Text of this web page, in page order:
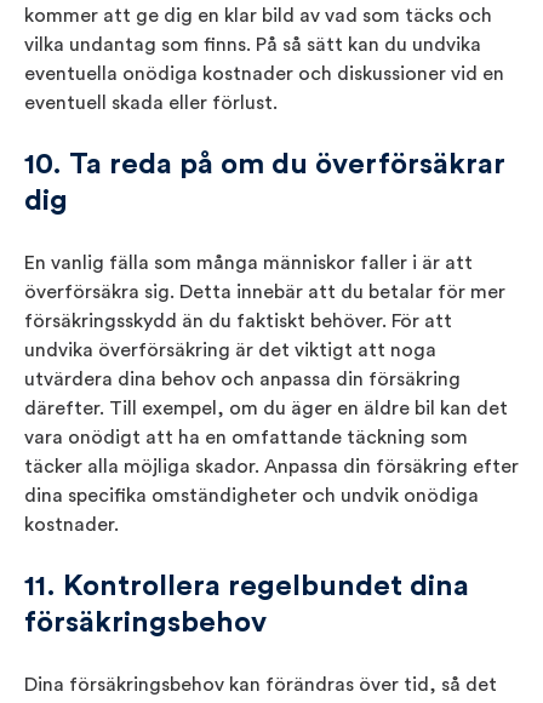
kommer att ge dig en klar bild av vad som täcks och
vilka undantag som finns. På så sätt kan du undvika
eventuella onödiga kostnader och diskussioner vid en
eventuell skada eller förlust.
10. Ta reda på om du överförsäkrar
dig
En vanlig fälla som många människor faller i är att
överförsäkra sig. Detta innebär att du betalar för mer
försäkringsskydd än du faktiskt behöver. För att
undvika överförsäkring är det viktigt att noga
utvärdera dina behov och anpassa din försäkring
därefter. Till exempel, om du äger en äldre bil kan det
vara onödigt att ha en omfattande täckning som
täcker alla möjliga skador. Anpassa din försäkring efter
dina specifika omständigheter och undvik onödiga
kostnader.
11. Kontrollera regelbundet dina
försäkringsbehov
Dina försäkringsbehov kan förändras över tid, så det